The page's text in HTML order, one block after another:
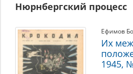
Нюрнбергский процесс
Ефимов
Их
1945,